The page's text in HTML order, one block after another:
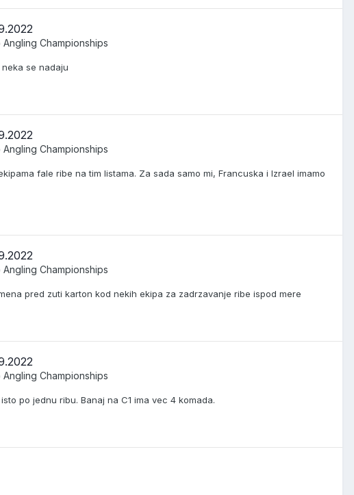
Championships
se nadaju
Championships
fale ribe na tim listama. Za sada samo mi, Francuska i Izrael imamo
Championships
pred zuti karton kod nekih ekipa za zadrzavanje ribe ispod mere
Championships
po jednu ribu. Banaj na C1 ima vec 4 komada.